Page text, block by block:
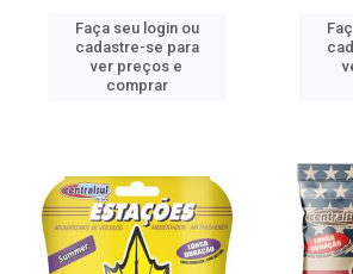
Faça seu login ou
cadastre-se para
ver preços e
comprar